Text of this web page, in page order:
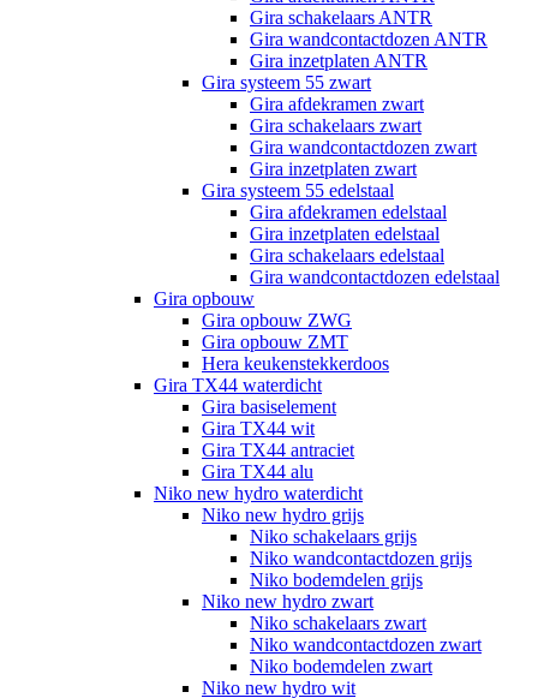
Gira schakelaars ANTR
Gira wandcontactdozen ANTR
Gira inzetplaten ANTR
Gira systeem 55 zwart
Gira afdekramen zwart
Gira schakelaars zwart
Gira wandcontactdozen zwart
Gira inzetplaten zwart
Gira systeem 55 edelstaal
Gira afdekramen edelstaal
Gira inzetplaten edelstaal
Gira schakelaars edelstaal
Gira wandcontactdozen edelstaal
Gira opbouw
Gira opbouw ZWG
Gira opbouw ZMT
Hera keukenstekkerdoos
Gira TX44 waterdicht
Gira basiselement
Gira TX44 wit
Gira TX44 antraciet
Gira TX44 alu
Niko new hydro waterdicht
Niko new hydro grijs
Niko schakelaars grijs
Niko wandcontactdozen grijs
Niko bodemdelen grijs
Niko new hydro zwart
Niko schakelaars zwart
Niko wandcontactdozen zwart
Niko bodemdelen zwart
Niko new hydro wit